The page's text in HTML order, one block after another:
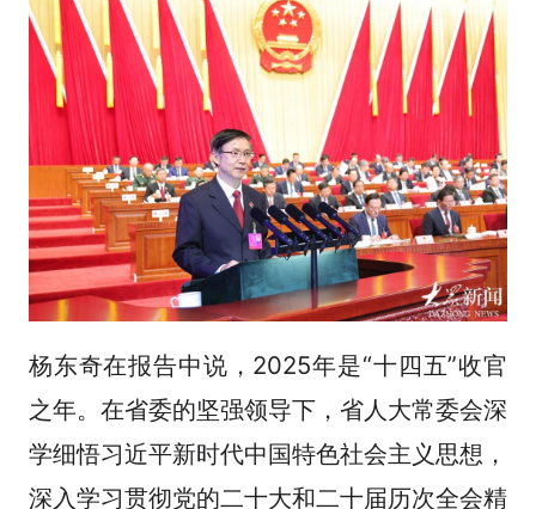
杨东奇在报告中说，2025年是“十四五”收官
之年。在省委的坚强领导下，省人大常委会深
学细悟习近平新时代中国特色社会主义思想，
深入学习贯彻党的二十大和二十届历次全会精